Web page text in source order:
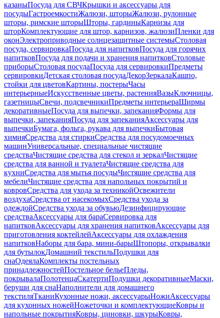
казаныПосуда для СВЧКрышки и аксессуары для
посудыГастроемкостиЖалюзи, шторыЖалюзи, рулонные
шторы, римские шторыШторы, гардиныКарнизы для
шторКомплектующие для штор, карнизов, жалюзиПленки для
оконЭлектроприводные солнцезащитные системыСтоловая
посуда, сервировкаПосуда для напитковПосуда для горячих
напитковПосуда для подачи и хранения напитковСтоловые
приборыСтоловая посудаПосуда для сервировкиПредметы
сервировкиДетская столовая посудаДекорЗеркалаКашпо,
стойки для цветовКартины, постерыЧасы
интерьерныеИскусственные цветы, растенияВазыКлючницы,
газетницыСвечи, подсвечникиПредметы интерьераШирмы
декоративныеПосуда для выпечки, запеканияФормы для
выпечки, запеканияПосуда для запеканияАксессуары для
выпечкиБумага, фольга, рукава для выпечкиБытовая
химияСредства для стиркиСредства для посудомоечных
машинУниверсальные, специальные чистящие
средстваЧистящие средства для стекол и зеркалЧистящие
средства для ванной и туалетаЧистящие средства для
кухниСредства для мытья посудыЧистящие средства для
мебелиЧистящие средства для напольных покрытий и
ковровСредства для ухода за техникойОсвежители
воздухаСредства от насекомыхСредства ухода за
одеждойСредства ухода за обувьюДезинфицирующие
средстваАксессуары для бараСервировка для
напитковАксессуары для хранения напитковАксессуары для
приготовления коктейлейАксессуары для охлаждения
напитковНаборы для бара, мини-барыШтопоры, открывалки
для бутылокДомашний текстильПодушки для
снаОдеялаКомплекты постельных
принадлежностейПостельное бельеПледы,
покрывалаПолотенцаСкатертиПодушки декоративныеМаски,
беруши для снаНаполнители для домашнего
текстиляТканиКухонные ножи, аксессуарыНожиАксессуары
для кухонных ножейНожеточки и комплектующиеКовры и
напольные покрытияКовры, циновки, шкурыКовры,